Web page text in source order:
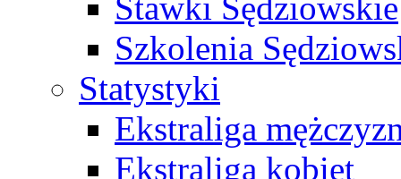
Szkolenia
Statystyki
Ekstraliga
Ekstraliga kobiet